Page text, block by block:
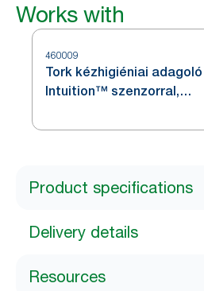
Works with
460009
Tork kézhigiéniai adagoló
Intuition™ szenzorral,
Product specifications
Delivery details
Resources